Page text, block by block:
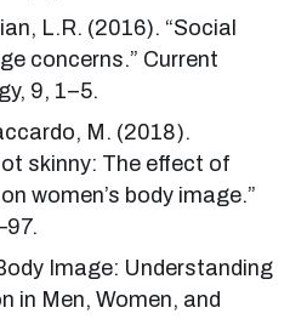
L.R. (2016). “Social
concerns.” Current
9, 1–5.
M. (2018).
skinny: The effect of
women’s body image.”
Image: Understanding
in Men, Women, and